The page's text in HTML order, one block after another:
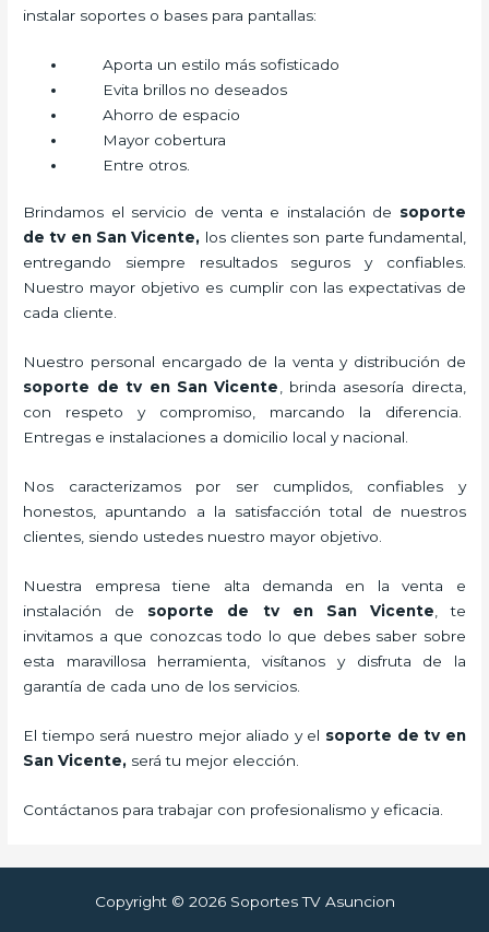
instalar soportes o bases para pantallas:
Aporta un estilo más sofisticado
Evita brillos no deseados
Ahorro de espacio
Mayor cobertura
Entre otros.
Brindamos el servicio de venta e instalación de soporte
de tv en San Vicente, los clientes son parte fundamental,
entregando siempre resultados seguros y confiables.
Nuestro mayor objetivo es cumplir con las expectativas de
cada cliente.
Nuestro personal encargado de la venta y distribución de
soporte de tv en San Vicente, brinda asesoría directa,
con respeto y compromiso, marcando la diferencia.
Entregas e instalaciones a domicilio local y nacional.
Nos caracterizamos por ser cumplidos, confiables y
honestos, apuntando a la satisfacción total de nuestros
clientes, siendo ustedes nuestro mayor objetivo.
Nuestra empresa tiene alta demanda en la venta e
instalación de soporte de tv en San Vicente , te
invitamos a que conozcas todo lo que debes saber sobre
esta maravillosa herramienta, visítanos y disfruta de la
garantía de cada uno de los servicios.
El tiempo será nuestro mejor aliado y el soporte de tv en
San Vicente, será tu mejor elección.
Contáctanos para trabajar con profesionalismo y eficacia.
Copyright © 2026 Soportes TV Asuncion